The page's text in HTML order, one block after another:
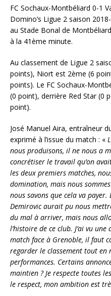
FC Sochaux-Montbéliard 0-1
Domino’s Ligue 2 saison
au Stade Bonal de
à la 41ème minute.
Au classement de Ligue 2
points), Niort est 2ème (6
points). Le FC Sochaux-
(0 point), derrière Red Star (0
point).
José Manuel Aira, entraîneur
exprimé à l’issue du match : «
nous produisons, il ne nous a
concrétiser le travail qu’on
les deux premiers matches,
domination, mais nous
nous savons que cela va
Demirovic aurait pu nous
du mal à arriver, mais nous
l’histoire de ce club. J’ai vu
match face à Grenoble, il faut
regarder le classement tout en
performances. Certains
maintien ? Je respecte toutes
le respect, mon ambition est